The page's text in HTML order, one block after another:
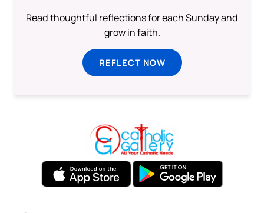
Read thoughtful reflections for each Sunday and
grow in faith.
REFLECT NOW